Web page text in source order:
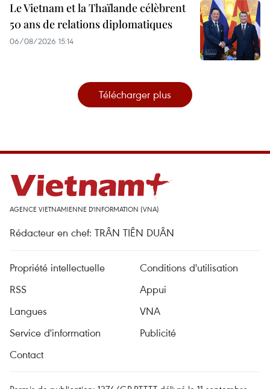
Le Vietnam et la Thaïlande célèbrent
50 ans de relations diplomatiques
06/08/2026 15:14
Télécharger plus
AGENCE VIETNAMIENNE D'INFORMATION (VNA)
Rédacteur en chef: TRÂN TIÊN DUÂN
Propriété intellectuelle
Conditions d'utilisation
RSS
Appui
Langues
VNA
Service d'information
Publicité
Contact